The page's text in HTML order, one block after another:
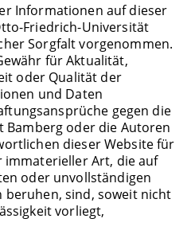
Informationen auf dieser
Friedrich-Universität
Sorgfalt vorgenommen.
für Aktualität,
oder Qualität der
und Daten
gegen die
oder die Autoren
dieser Website für
immaterieller Art, die auf
oder unvollständigen
sind, soweit nicht
vorliegt,